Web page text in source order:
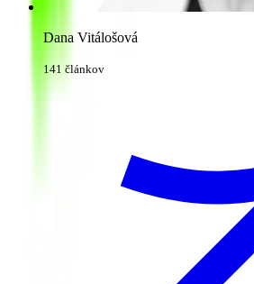
Dana Vitálošová
141 článkov